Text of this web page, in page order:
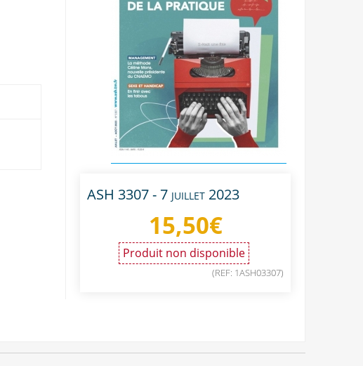
ASH 3307 - 7 juillet 2023
15,50€
Produit non disponible
(REF: 1ASH03307)